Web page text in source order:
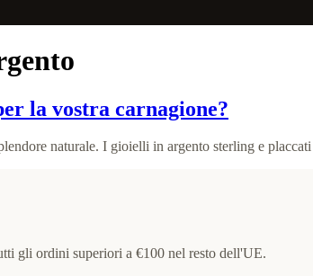
la vostra carnagione?
naturale. I gioielli in argento sterling e
gli ordini superiori a €100 nel resto dell'UE.